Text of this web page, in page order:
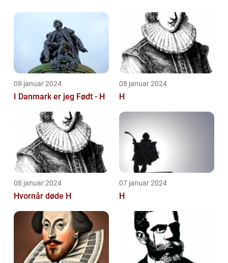
08 januar 2024
I Danmark er jeg Født - H
08 januar 2024
H
08 januar 2024
Hvornår døde H
07 januar 2024
H